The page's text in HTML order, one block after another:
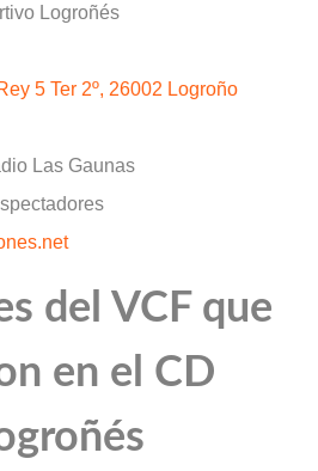
Logroñés
5 Ter 2º, 26002 Logroño
Las Gaunas
del VCF que
en el CD